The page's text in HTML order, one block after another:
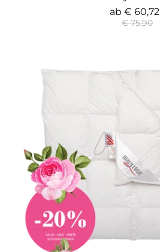
ab € 60,72
€ 75,90